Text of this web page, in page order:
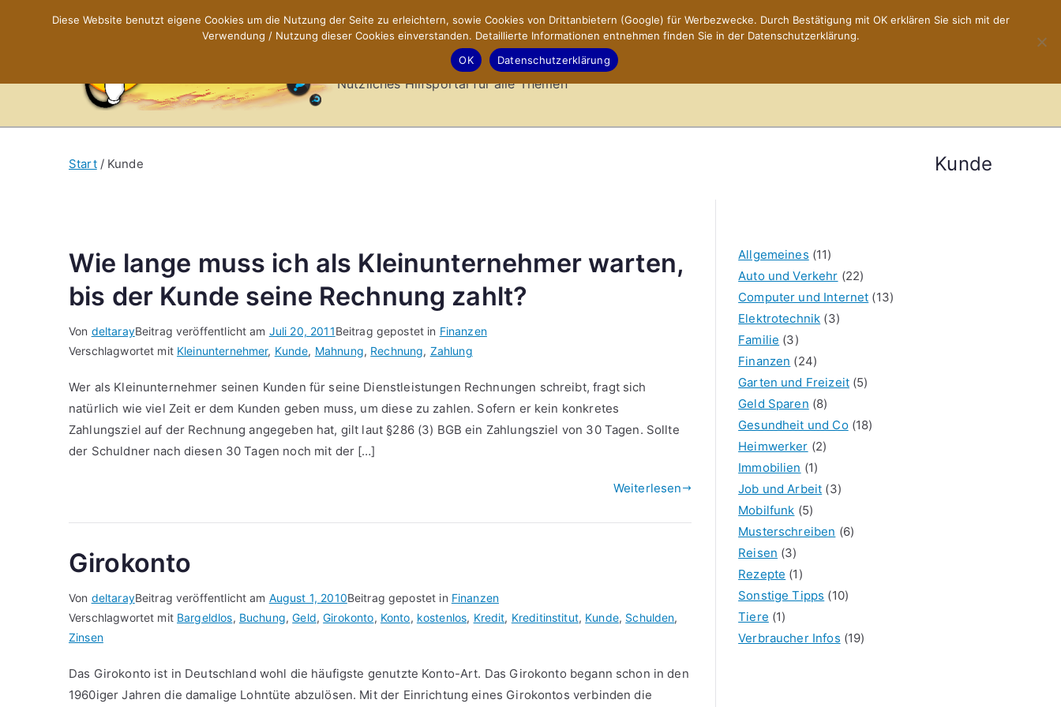
X-Sites.de – Hilfsportal
Nützliches Hilfsportal für alle Themen
Kunde
Start Kunde
Wie lange muss ich als Kleinunternehmer warten,
bis der Kunde seine Rechnung zahlt?
Von deltarayBeitrag veröffentlicht am Juli 20, 2011Beitrag gepostet in Finanzen
Verschlagwortet mit Kleinunternehmer, Kunde, Mahnung, Rechnung, Zahlung
Wer als Kleinunternehmer seinen Kunden für seine Dienstleistungen Rechnungen schreibt, fragt sich
natürlich wie viel Zeit er dem Kunden geben muss, um diese zu zahlen. Sofern er kein konkretes
Zahlungsziel auf der Rechnung angegeben hat, gilt laut §286 (3) BGB ein Zahlungsziel von 30 Tagen. Sollte
der Schuldner nach diesen 30 Tagen noch mit der […]
Weiterlesen
Girokonto
Von deltarayBeitrag veröffentlicht am August 1, 2010Beitrag gepostet in Finanzen
Verschlagwortet mit Bargeldlos, Buchung,Geld,Girokonto, Konto, kostenlos, Kredit, Kreditinstitut, Kunde, Schulden,
Zinsen
Das Girokonto ist in Deutschland wohl die häufigste genutzte Konto-Art. Das Girokonto begann schon in den
1960iger Jahren die damalige Lohntüte abzulösen. Mit der Einrichtung eines Girokontos verbinden die
Allgemeines (11)
Auto und Verkehr (22)
Computer und Internet (13)
Elektrotechnik (3)
Familie (3)
Finanzen (24)
Garten und Freizeit(5)
Geld Sparen (8)
Gesundheit und Co(18)
Heimwerker (2)
Immobilien (1)
Job und Arbeit (3)
Mobilfunk (5)
Musterschreiben (6)
Reisen (3)
Rezepte (1)
Sonstige Tipps (10)
Tiere (1)
Verbraucher Infos (19)
Diese Website benutzt eigene Cookies um die Nutzung der Seite zu erleichtern, sowie Cookies von Drittanbietern (Google) für Werbezwecke. Durch Bestätigung mit OK erklären Sie sich mit der
Verwendung / Nutzung dieser Cookies einverstanden. Detaillierte Informationen entnehmen finden Sie in der Datenschutzerklärung.
OK
Datenschutzerklärung